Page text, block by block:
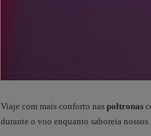
Viaje com mais conforto nas poltronas
durante o voo enquanto saboreia nossos